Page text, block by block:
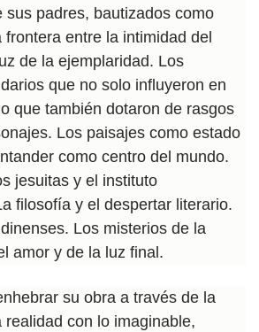
sus padres, bautizados como
entre la intimidad del
de la ejemplaridad. Los
que no solo influyeron en
que también dotaron de rasgos
Los paisajes como estado
como centro del mundo.
jesuitas y el instituto
filosofía y el despertar literario.
Los misterios de la
amor y de la luz final.
su obra a través de la
con lo imaginable,